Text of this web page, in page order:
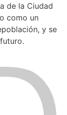
de la Ciudad
como un
y se